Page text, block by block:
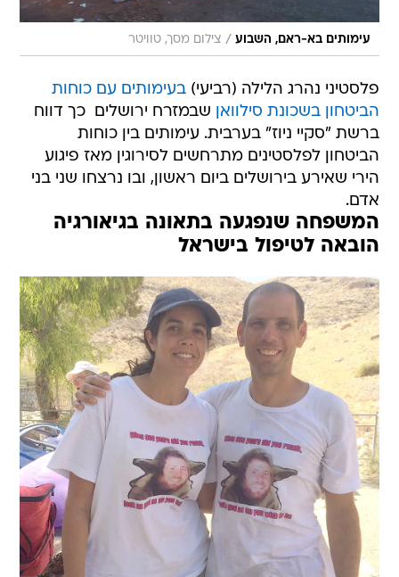
עימותים בא-ראם, השבוע / צילום מסך, טוויטר
פלסטיני נהרג הלילה (רביעי)בעימותים עם כוחות
הביטחון בשכונת סילוואן שבמזרח ירושלים  כך דווח
ברשת "סקיי ניוז" בערבית. עימותים בין כוחות
הביטחון לפלסטינים מתרחשים לסירוגין מאז פיגוע
הירי שאירע בירושלים ביום ראשון, ובו נרצחו שני בני
אדם.
המשפחה שנפגעה בתאונה בגיאורגיה
הובאה לטיפול בישראל